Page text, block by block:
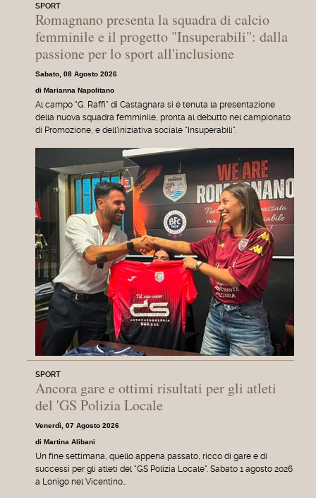
SPORT
Romagnano presenta la squadra di calcio
femminile e il progetto "Insuperabili": dalla
passione per lo sport all'inclusione
Sabato, 08 Agosto 2026
di Marianna Napolitano
Al campo "G. Raffi" di Castagnara si è tenuta la presentazione
della nuova squadra femminile, pronta al debutto nel campionato
di Promozione, e dell'iniziativa sociale "Insuperabili".
SPORT
Ancora gare e ottimi risultati per gli atleti
del 'GS Polizia Locale
Venerdì, 07 Agosto 2026
di Martina Alibani
Un fine settimana, quello appena passato, ricco di gare e di
successi per gli atleti del "GS Polizia Locale". Sabato 1 agosto 2026
a Lonigo nel Vicentino…